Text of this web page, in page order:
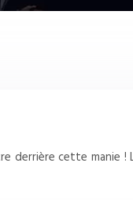
derrière cette manie !